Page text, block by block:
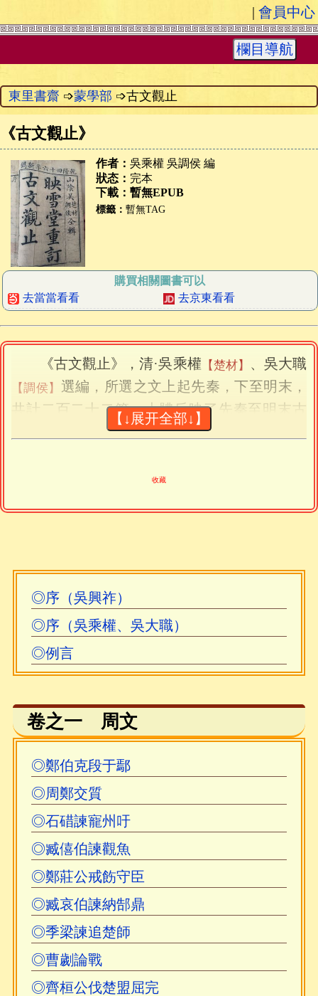
| 會員中心
欄目導航
東里書齋 ➩蒙學部 ➩古文觀止
《古文觀止》
作者： 吳乘權 吳調侯 編
狀态： 完本
下載：暫無EPUB
標籤： 暫無TAG
購買相關圖書可以
去當當看看
去京東看看
《古文觀止》，清·吳乘權 【楚材】 、吳大職
【調侯】 選編，所選之文上起先秦，下至明末，
共計二百二十二篇，大體反映了先秦至明末古
文發展的大致輪廓和主要面貌。其篇幅長短適
康熙三十四年(西元1695年)五月，吳興祚
《映雪堂刊古文觀止》，均署「大司馬吳留村
先生鑒定，山陰吳乘權、吳大職手錄」，前有
吳興祚序，然無吳乘權、吳大職二人自序，亦
無編選例言，當爲據初版翻刻。鴻文堂本由北
學出版社圖書館。
康熙三十六年(西元1697年)吳興祚去世，翌
年冬（康熙三十七年），吳乘權、吳大職叔侄
在浙江家鄉又將《古文觀止》「付諸梓人，以
請教於海內君子」，即文富堂（尺木堂）版。
安平秋謂該版有二吳《自序》，並有吳乘權所
寫《例言》，卻無吳興祚所作之《序》。又謂
該本刻工粗糙，訛錯較多，然亦存在鴻文堂本
及映雪堂本有誤，此本無誤之處。又篇末評
語，與前二版本略有不同，「推測二吳在付梓
前或許做了少許改動，改動之處大多較前爲妥
貼」，現藏於中華書局圖書館。
【↓展开全部↓】
收藏
◎序（吳興祚）
◎序（吳乘權、吳大職）
◎例言
卷之一 周文
◎鄭伯克段于鄢
◎周鄭交質
◎石碏諫寵州吁
◎臧僖伯諫觀魚
◎鄭莊公戒飭守臣
◎臧哀伯諫納郜鼎
◎季梁諫追楚師
◎曹劌論戰
◎齊桓公伐楚盟屈完